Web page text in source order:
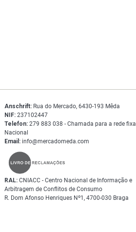
Anschrift:Rua do Mercado, 6430-193 Mêda
NIF:237102447
Telefon:279 883 038 - Chamada para a rede fixa
Nacional
Email:info@mercadomeda.com
RAL:CNIACC - Centro Nacional de Informação e
Arbitragem de Conflitos de Consumo
R. Dom Afonso Henriques Nº1, 4700-030 Braga